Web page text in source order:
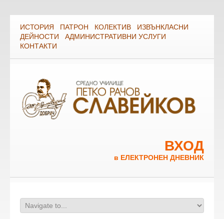
ИСТОРИЯ ПАТРОН КОЛЕКТИВ
ИЗВЪНКЛАСНИ
ДЕЙНОСТИ
АДМИНИСТРАТИВНИ УСЛУГИ
КОНТАКТИ
ВХОД
в ЕЛЕКТРОНЕН ДНЕВНИК